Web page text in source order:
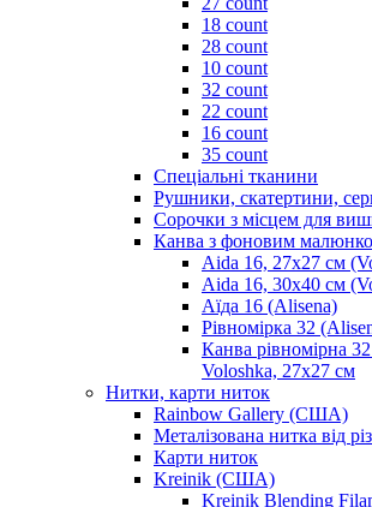
18 count
28 count
10 count
32 count
22 count
16 count
35 count
Спеціальні тканини
Рушники, скатертини,
Сорочки з місцем для
Канва з фоновим
Aida 16, 27х27 см
Aida 16, 30х40 см
Аїда 16 (Alisena)
Рівномірка 32
Канва рівномірна
Voloshka, 27х27 см
Нитки, карти ниток
Rainbow Gallery (США)
Металізована нитка від
Карти ниток
Kreinik (США)
Kreinik Blending